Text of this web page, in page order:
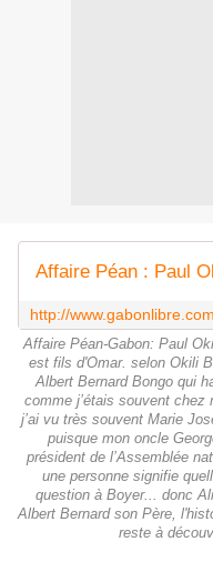
Affaire Péan-Gabon: Paul
est fils d'Omar. selon Okili
Albert Bernard Bongo qui
comme j’étais souvent
j’ai vu très souvent Marie
puisque mon oncle
président de l’Assemblée
une personne signifie
question à Boyer... donc
Albert Bernard son Père,
reste à